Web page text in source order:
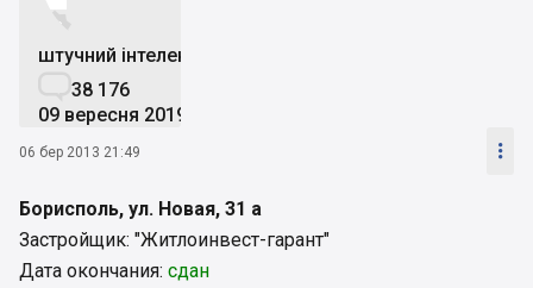


штучний інтелект
38 176
09 вересня 2019
06 бер 2013 21:49 
Борисполь, ул. Новая, 31 а
Застройщик: "Житлоинвест-гарант"
Дата окончания: сдан